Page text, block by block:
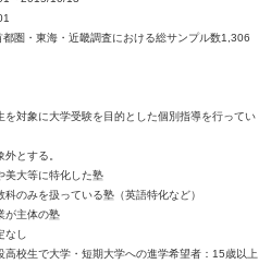
都圏・東海・近畿調査における総サンプル数1,306
を対象に大学受験を目的とした個別指導を行ってい
外とする。
美大等に特化した塾
科のみを扱っている塾（英語特化など）
が主体の塾
し
高校生で大学・短期大学への進学希望者：15歳以上